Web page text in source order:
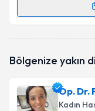
Randevu
oluşturun. Size
E-posta
Bölgenize yakın
Op. Dr.
Kadın